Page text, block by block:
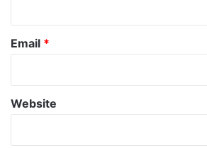
Email *
Website